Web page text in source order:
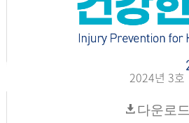
2024년 3호
다운로드